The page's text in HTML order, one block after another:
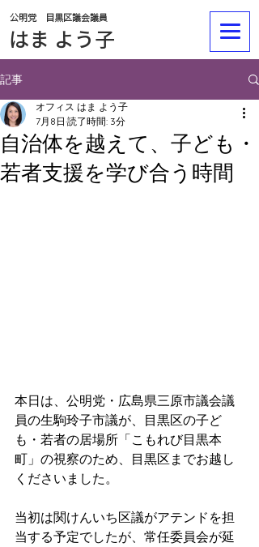
公明党 目黒区議会議員
​​はま よう子
記事
自治体を越えて、子ども・
若者支援を学び合う時間
オフィス はま よう子
7月8日 読了時間: 3分
本日は、公明党・広島県三原市議会議
員の生駒玲子市議が、目黒区の子ど
も・若者の居場所「こもれび目黒本
町」の視察のため、目黒区までお越し
くださいました。
当初は関けんいち区議がアテンドを担
当する予定でしたが、常任委員会が延